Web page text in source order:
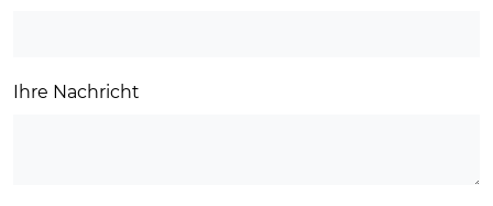
Ihre Nachricht